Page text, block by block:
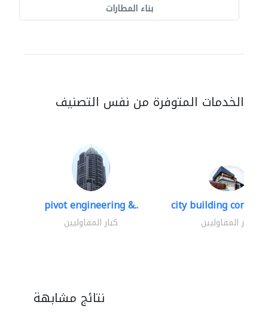
بناء المطارات
الخدمات المتوفرة من نفس التصنيف
pivot engineering &..
كبار المقاوليين
city building
كبار المقاوليين
نتائج مشابهة